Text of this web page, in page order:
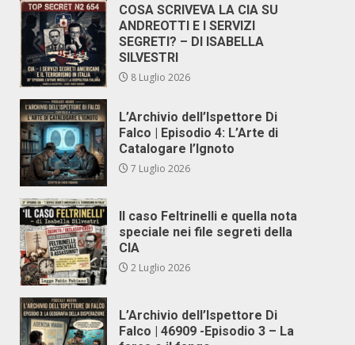
COSA SCRIVEVA LA CIA SU
ANDREOTTI E I SERVIZI
SEGRETI? – DI ISABELLA
SILVESTRI
8 Luglio 2026
L’Archivio dell’Ispettore Di
Falco | Episodio 4: L’Arte di
Catalogare l’Ignoto
7 Luglio 2026
Il caso Feltrinelli e quella nota
speciale nei file segreti della
CIA
2 Luglio 2026
L’Archivio dell’Ispettore Di
Falco | 46909 -Episodio 3 – La